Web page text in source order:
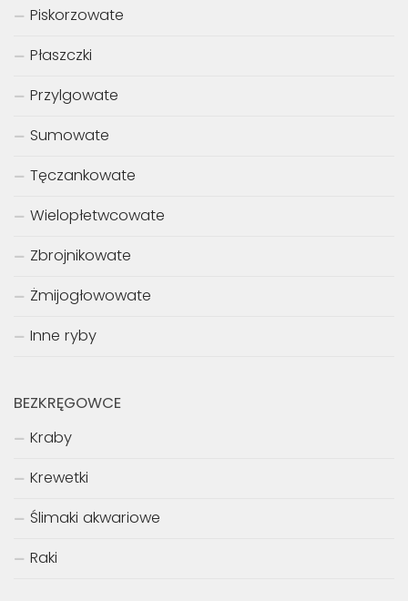
Piskorzowate
Płaszczki
Przylgowate
Sumowate
Tęczankowate
Wielopłetwcowate
Zbrojnikowate
Żmijogłowowate
Inne ryby
BEZKRĘGOWCE
Kraby
Krewetki
Ślimaki akwariowe
Raki